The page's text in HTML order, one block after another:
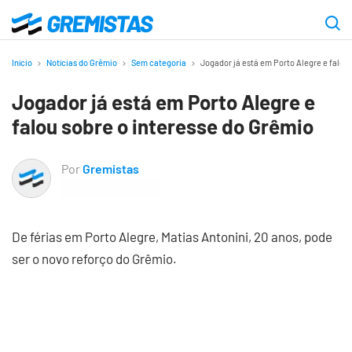
para
principal
Gremistas
Início Notícias do Grêmio Sem categoria Jogador já está em Porto Alegre e falou
Jogador já está em Porto Alegre e
falou sobre o interesse do Grêmio
PorGremistas
De férias em Porto Alegre, Matias Antonini, 20 anos, pode
ser o novo reforço do Grêmio.